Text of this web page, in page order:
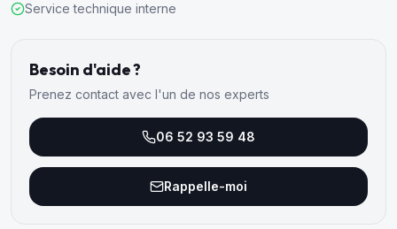
Service technique interne
Besoin d'aide ?
Prenez contact avec l'un de nos experts
06 52 93 59 48
Rappelle-moi